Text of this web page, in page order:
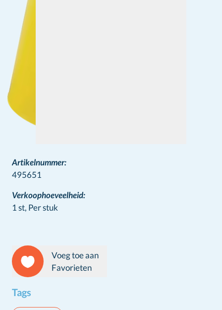
Artikelnummer:
495651
Verkoophoeveelheid:
1 st, Per stuk
Voeg toe aan
Favorieten
Tags